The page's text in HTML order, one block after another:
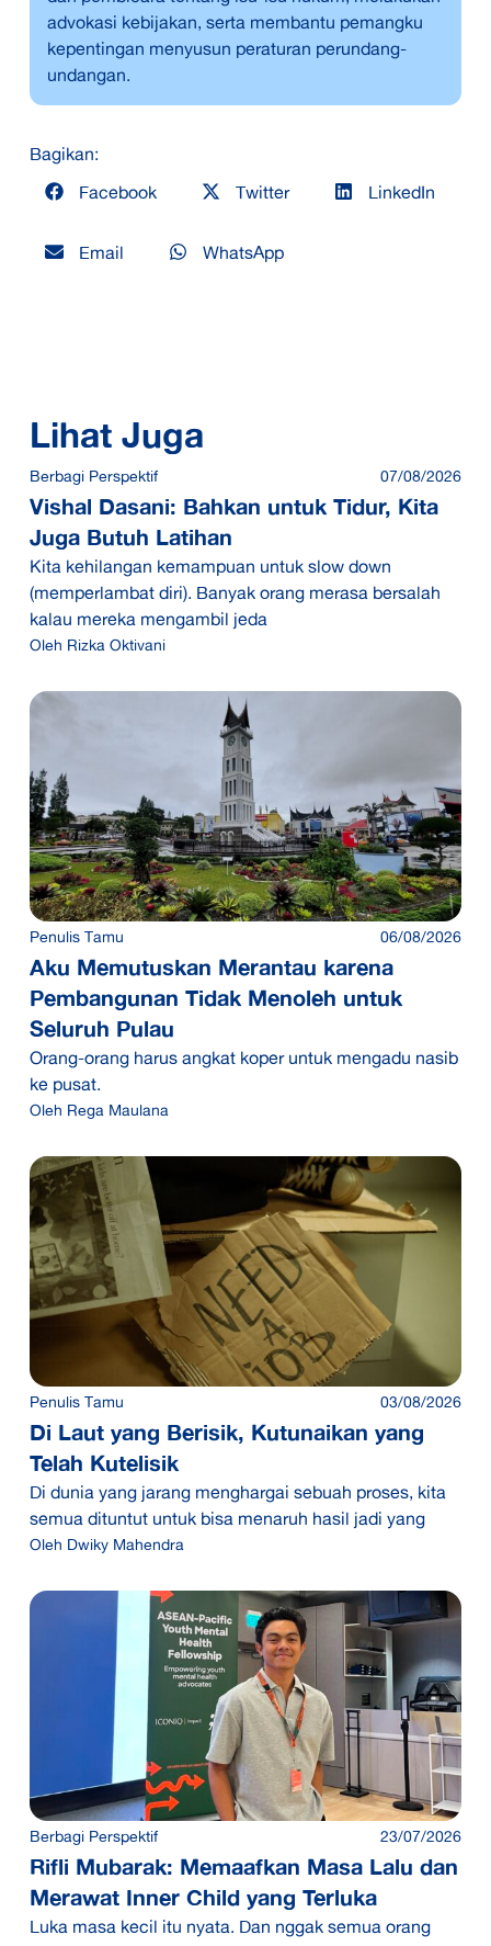
advokasi kebijakan, serta membantu pemangku
kepentingan menyusun peraturan perundang-
undangan.
Bagikan:
Facebook
Twitter LinkedIn
Email WhatsApp
Lihat Juga
Berbagi Perspektif 07/08/2026
Vishal Dasani: Bahkan untuk Tidur, Kita
Juga Butuh Latihan
Kita kehilangan kemampuan untuk slow down
(memperlambat diri). Banyak orang merasa bersalah
kalau mereka mengambil jeda
Oleh Rizka Oktivani
Penulis Tamu 06/08/2026
Aku Memutuskan Merantau karena
Pembangunan Tidak Menoleh untuk
Seluruh Pulau
Orang-orang harus angkat koper untuk mengadu nasib
ke pusat.
Oleh Rega Maulana
Penulis Tamu 03/08/2026
Di Laut yang Berisik, Kutunaikan yang
Telah Kutelisik
Di dunia yang jarang menghargai sebuah proses, kita
semua dituntut untuk bisa menaruh hasil jadi yang
Oleh Dwiky Mahendra
Berbagi Perspektif 23/07/2026
Rifli Mubarak: Memaafkan Masa Lalu dan
Merawat Inner Child yang Terluka
Luka masa kecil itu nyata. Dan nggak semua orang